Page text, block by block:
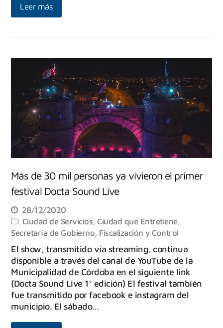
Leer más
Más de 30 mil personas ya vivieron el primer
festival Docta Sound Live
28/12/2020
Ciudad de Servicios,Ciudad que Entretiene,
Secretaría de Gobierno, Fiscalización y Control
El show, transmitido vía streaming, continua
disponible a través del canal de YouTube de la
Municipalidad de Córdoba en el siguiente link
(Docta Sound Live 1° edición) El festival también
fue transmitido por facebook e instagram del
municipio. El sábado…